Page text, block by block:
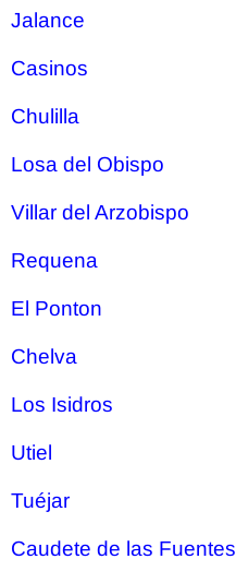
Jalance
Casinos
Chulilla
Losa del Obispo
Villar del Arzobispo
Requena
El Ponton
Chelva
Los Isidros
Utiel
Tuéjar
Caudete de las Fuentes